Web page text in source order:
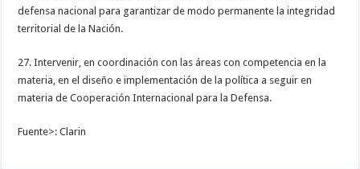
defensa nacional para garantizar de modo permanente la integridad
territorial de la Nación.
27. Intervenir, en coordinación con las áreas con competencia en la
materia, en el diseño e implementación de la política a seguir en
materia de Cooperación Internacional para la Defensa.
Fuente>: Clarin